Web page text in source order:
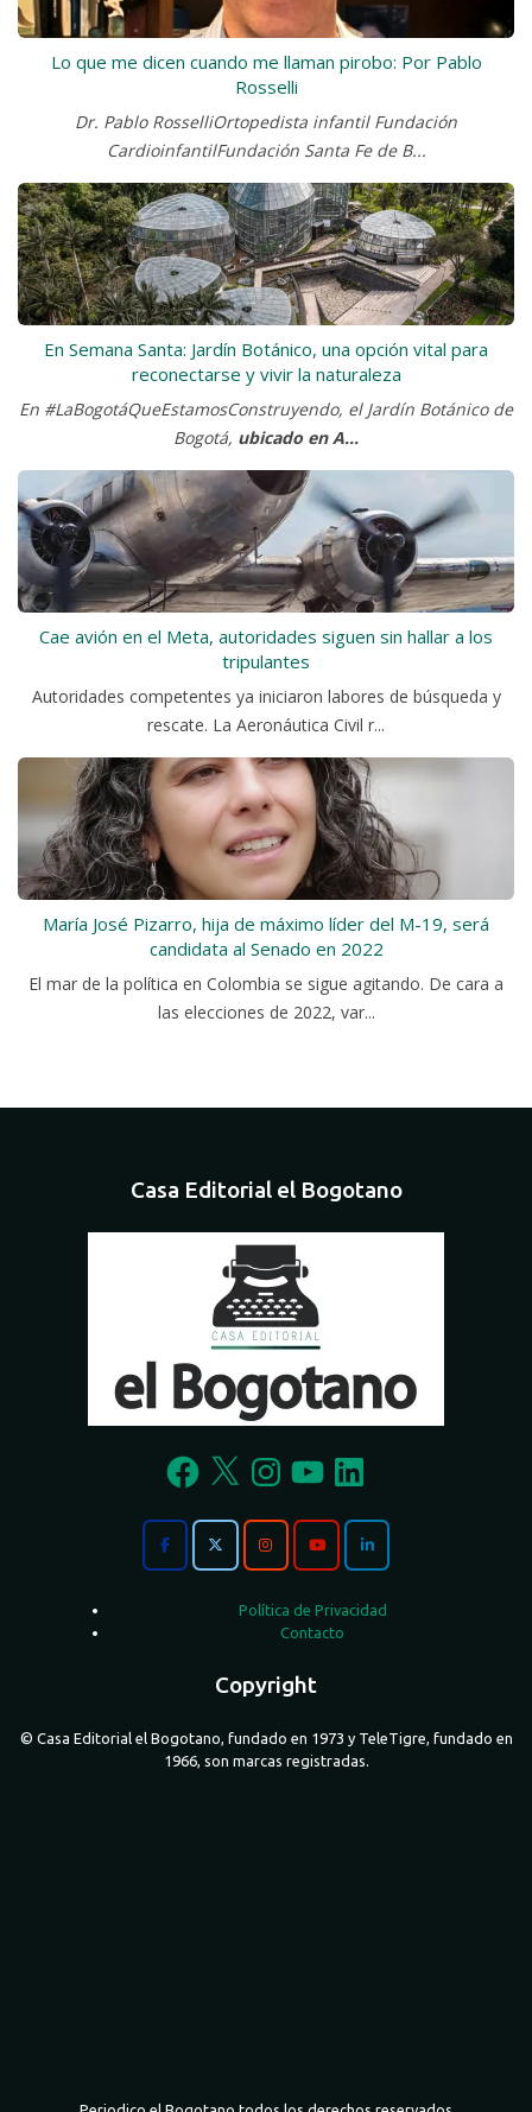
Lo que me dicen cuando me llaman pirobo: Por Pablo
Rosselli
Dr. Pablo RosselliOrtopedista infantil Fundación
CardioinfantilFundación Santa Fe de B...
En Semana Santa: Jardín Botánico, una opción vital para
reconectarse y vivir la naturaleza
En #LaBogotáQueEstamosConstruyendo, el Jardín Botánico de
Bogotá, ubicado en A...
Cae avión en el Meta, autoridades siguen sin hallar a los
tripulantes
Autoridades competentes ya iniciaron labores de búsqueda y
rescate. La Aeronáutica Civil r...
María José Pizarro, hija de máximo líder del M-19, será
candidata al Senado en 2022
El mar de la política en Colombia se sigue agitando. De cara a
las elecciones de 2022, var...
Casa Editorial el Bogotano
Facebook
X InstagramYouTubeLinkedIn
Política de Privacidad
Contacto
Copyright
© Casa Editorial el Bogotano, fundado en 1973 y TeleTigre, fundado en
1966, son marcas registradas.